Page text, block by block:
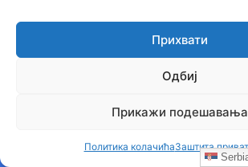
Прихвати
Одбиј
Прикажи подешавања
Политика колачићаЗаштита
7 сати ago
почиње најважнија битка
Бојанић: ОЛУЈА… Битка